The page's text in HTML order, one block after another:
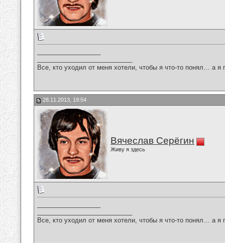
Все, кто уходил от меня хотели, чтобы я что-то понял… а
28.11.2013, 19:54
Вячеслав Серёгин
Живу я здесь
Все, кто уходил от меня хотели, чтобы я что-то понял… а